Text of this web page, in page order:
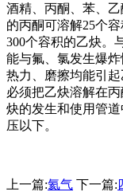
酒精、丙酮、苯、
的丙酮可溶解25个
300个容积的乙炔。
能与氟、氯发生爆
热力、磨擦均能引
必须把乙炔溶解在
炔的发生和使用管
压以下。
上一篇:氦气 下一篇: